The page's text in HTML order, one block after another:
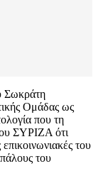
Σωκράτη
Ομάδας ως
που τη
ΣΥΡΙΖΑ ότι
του
του